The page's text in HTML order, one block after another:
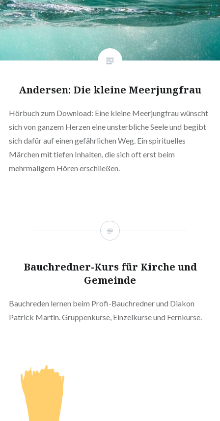
Andersen: Die kleine Meerjungfrau
Hörbuch zum Download: Eine kleine Meerjungfrau wünscht
sich von ganzem Herzen eine unsterbliche Seele und begibt
sich dafür auf einen gefährlichen Weg. Ein spirituelles
Märchen mit tiefen Inhalten, die sich oft erst beim
mehrmaligem Hören erschließen.
Bauchredner-Kurs für Kirche und
Gemeinde
Bauchreden lernen beim Profi-Bauchredner und Diakon
Patrick Martin. Gruppenkurse, Einzelkurse und Fernkurse.